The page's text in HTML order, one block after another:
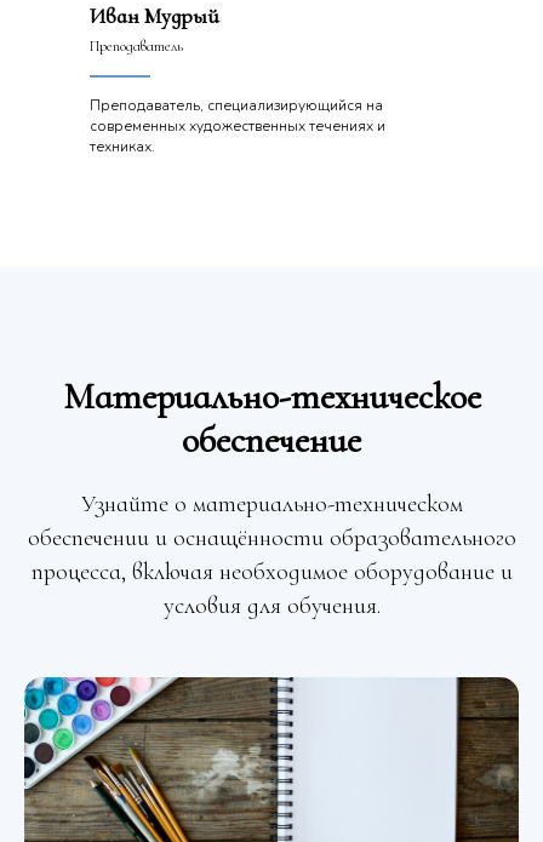
Иван Мудрый
Преподаватель
Преподаватель, специализирующийся на
современных художественных течениях и
техниках.
Материально-техническое
обеспечение
Узнайте о материально-техническом
обеспечении и оснащённости образовательного
процесса, включая необходимое оборудование и
условия для обучения.